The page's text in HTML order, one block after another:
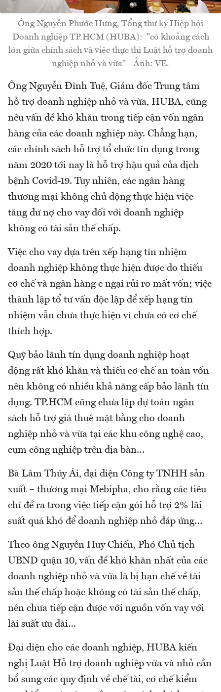
Ông Nguyễn Phước Hưng, Tổng thư ký Hiệp hội
Doanh nghiệp TP.HCM (HUBA): "có khoảng cách
lớn giữa chính sách và việc thực thi Luật hỗ trợ doanh
nghiệp nhỏ và vừa" - Ảnh: VE.
Ông Nguyễn Đình Tuệ, Giám đốc Trung tâm
hỗ trợ doanh nghiệp nhỏ và vừa, HUBA, cũng
nêu vấn đề khó khăn trong tiếp cận vốn ngân
hàng của các doanh nghiệp này. Chẳng hạn,
các chính sách hỗ trợ tổ chức tín dụng trong
năm 2020 tới nay là hỗ trợ hậu quả của dịch
bệnh Covid-19. Tuy nhiên, các ngân hàng
thương mại không chủ động thực hiện việc
tăng dư nợ cho vay đối với doanh nghiệp
không có tài sản thế chấp.
Việc cho vay dựa trên xếp hạng tín nhiệm
doanh nghiệp không thực hiện được do thiếu
cơ chế và ngân hàng e ngại rủi ro mất vốn; việc
thành lập tổ tư vấn độc lập để xếp hạng tín
nhiệm vẫn chưa thực hiện vì chưa có cơ chế
thích hợp.
Quỹ bảo lãnh tín dụng doanh nghiệp hoạt
động rất khó khăn và thiếu cơ chế an toàn vốn
nên không có nhiều khả năng cấp bảo lãnh tín
dụng. TP.HCM cũng chưa lập dự toán ngân
sách hỗ trợ giá thuê mặt bằng cho doanh
nghiệp nhỏ và vừa tại các khu công nghệ cao,
cụm công nghiệp trên địa bàn…
Bà Lâm Thúy Ái, đại diện Công ty TNHH sản
xuất – thương mại Mebipha, cho rằng các tiêu
chí đề ra trong việc tiếp cận gói hỗ trợ 2% lãi
suất quá khó để doanh nghiệp nhỏ đáp ứng…
Theo ông Nguyễn Huy Chiến, Phó Chủ tịch
UBND quận 10, vấn đề khó khăn nhất của các
doanh nghiệp nhỏ và vừa là bị hạn chế về tài
sản thế chấp hoặc không có tài sản thế chấp,
nên chưa tiếp cận được với nguồn vốn vay với
lãi suất ưu đãi…
Đại diện cho các doanh nghiệp, HUBA kiến
nghị Luật Hỗ trợ doanh nghiệp vừa và nhỏ cần
bổ sung các quy định về chế tài, cơ chế kiểm